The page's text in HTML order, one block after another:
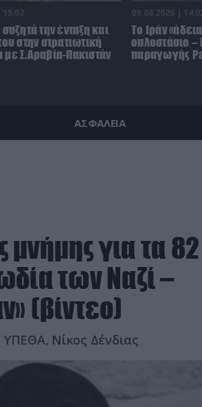
την ένταξη και
στην στρατιωτική
Σ.Αραβία-Πακιστάν
09.08.2026 |
Το Ιράν
οπλοστάσιο –
παραγωγής
ΑΣΦΑΛΕΙΑ
για τα 82
των Ναζί –
(βίντεο)
ΥΠΕΘΑ, Νίκος Δένδιας